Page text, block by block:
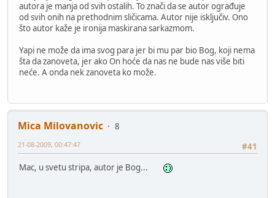
autora je manja od svih ostalih. To znači da se autor ograđuje
od svih onih na prethodnim sličicama. Autor nije isključiv. Ono
što autor kaže je ironija maskirana sarkazmom.
Yapi ne može da ima svog para jer bi mu par bio Bog, koji nema
šta da zanoveta, jer ako On hoće da nas ne bude nas više biti
neće. A onda nek zanoveta ko može.
Mica Milovanovic
8
#41
21-08-2009, 00:47:47
Mac, u svetu stripa, autor je Bog...